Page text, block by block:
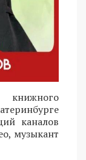
каналов
музыкант